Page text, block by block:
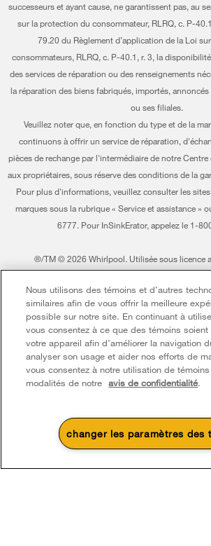
Mes électroménagers
Suivre ma commande
Services de livraison et d'installation
Services d'abonnement
Résidents du Québec
Trouver un marchand
Carrières
Certification Éco et homologation ENERGY STAR®
Informations relatives aux rappels
Entreprise Whirlpool
Whirlpool au Canada
successeurs et ayant cause, ne garantissent pas, au
sur la protection du consommateur, RLRQ, c. P-
79.20 du Règlement d’application de la Loi
consommateurs, RLRQ, c. P-40.1, r. 3, la
des services de réparation ou des renseignements
la réparation des biens fabriqués, importés,
ou ses filiales.
Veuillez noter que, en fonction du type et de la
continuons à offrir un service de réparation,
pièces de rechange par l'intermédiaire de notre
aux propriétaires, sous réserve des conditions de la
Pour plus d'informations, veuillez consulter les
marques sous la rubrique « Service et assistance »
6777. Pour InSinkErator, appelez le 1-
®/TM © 2026 Whirlpool. Utilisée sous licence
compagnies respect.
Ce marchand en ligne est situé au 200-6750,
(Ontario) L5N 0B7
Modalités Avis de confidentialité
Communiquez avec nous
Nous utilisons des témoins et d’autres
similaires afin de vous offrir la meilleure
possible sur notre site. En continuant à
vous consentez à ce que des témoins
votre appareil afin d’améliorer la navigation
analyser son usage et aider nos efforts de
vous consentez à notre utilisation de
modalités de notre avis de confidentialité.
changer les paramètres des